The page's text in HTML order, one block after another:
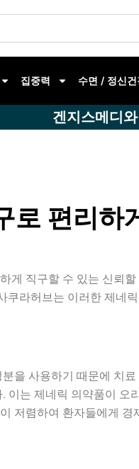
집중력 수면 / 정신건
겐지스메디
로 편리하
게 직구할 수 있는 신뢰
쿠라허브는 이러한 제네
을 사용하기 때문에 치
는 제네릭 의약품이
저렴하여 환자들에게 경